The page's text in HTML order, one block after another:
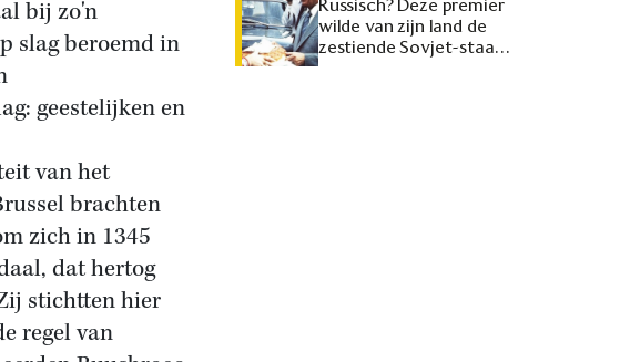
bij zo'n
slag beroemd in
geestelijken en
van het
brachten
zich in 1345
dat hertog
stichtten hier
regel van
Russisch? Deze premier
wilde van zijn land de
zestiende Sovjet-staat
maken